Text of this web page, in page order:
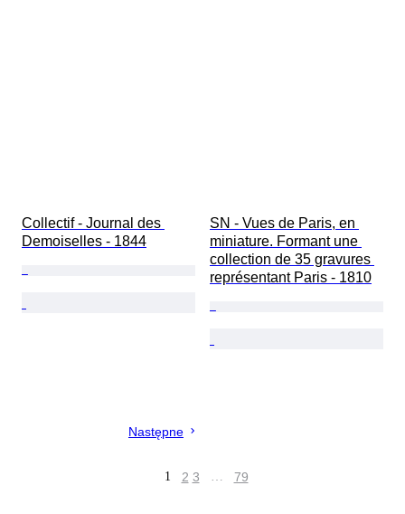
Collectif - Journal des
Demoiselles - 1844
SN - Vues de Paris, en
miniature. Formant une
collection de 35 gravures
représentant Paris - 1810
Następne
1 2 3 … 79